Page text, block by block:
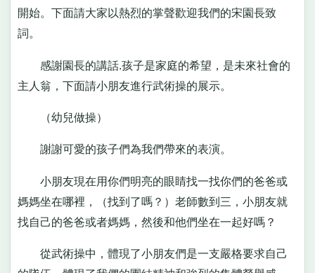
開始。下面請大家以熱烈的掌聲歡迎我們的宋園長致
詞。
感謝園長的講話.孩子是家庭的希望，是未來社會的
主人翁，下面請小朋友進行武術操的展示。
（幼兒做操）
謝謝可愛的孩子們為我們帶來的表演。
小朋友現在用你們明亮的眼睛找一找你們的爸爸或
媽媽坐在哪裡，（找到了嗎？）老師數到三，小朋友就
找自己的爸爸或者媽媽，然後和他們坐在一起好嗎？
從武術操中，體現了小朋友們是一支嚴格要求自己